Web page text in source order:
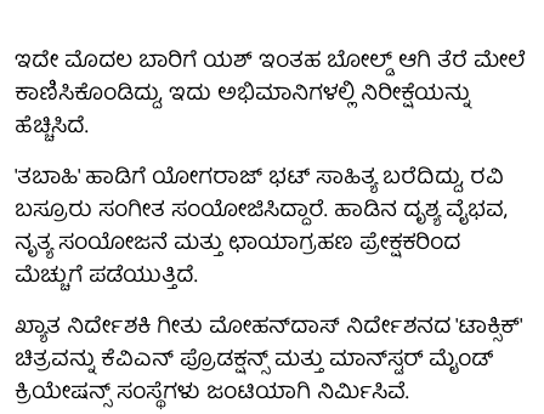
ಇದೇ ಮೊದಲ ಬಾರಿಗೆ ಯಶ್ ಇಂತಹ ಬೋಲ್ಡ್ ಆಗಿ ತೆರೆ ಮೇಲೆ
ಕಾಣಿಸಿಕೊಂಡಿದ್ದು, ಇದು ಅಭಿಮಾನಿಗಳಲ್ಲಿ ನಿರೀಕ್ಷೆಯನ್ನು
ಹೆಚ್ಚಿಸಿದೆ.
'ತಬಾಹಿ' ಹಾಡಿಗೆ ಯೋಗರಾಜ್ ಭಟ್ ಸಾಹಿತ್ಯ ಬರೆದಿದ್ದು, ರವಿ
ಬಸ್ರೂರು ಸಂಗೀತ ಸಂಯೋಜಿಸಿದ್ದಾರೆ. ಹಾಡಿನ ದೃಶ್ಯ ವೈಭವ,
ನೃತ್ಯ ಸಂಯೋಜನೆ ಮತ್ತು ಛಾಯಾಗ್ರಹಣ ಪ್ರೇಕ್ಷಕರಿಂದ
ಮೆಚ್ಚುಗೆ ಪಡೆಯುತ್ತಿದೆ.
ಖ್ಯಾತ ನಿರ್ದೇಶಕಿ ಗೀತು ಮೋಹನ್‌ದಾಸ್ ನಿರ್ದೇಶನದ 'ಟಾಕ್ಸಿಕ್'
ಚಿತ್ರವನ್ನು ಕೆವಿಎನ್ ಪ್ರೊಡಕ್ಷನ್ಸ್ ಮತ್ತು ಮಾನ್‌ಸ್ಟರ್ ಮೈಂಡ್
ಕ್ರಿಯೇಷನ್ಸ್ ಸಂಸ್ಥೆಗಳು ಜಂಟಿಯಾಗಿ ನಿರ್ಮಿಸಿವೆ.